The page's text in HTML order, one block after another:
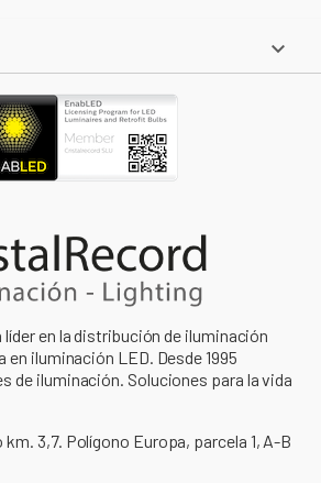

en la distribución de iluminación
iluminación LED. Desde 1995
de iluminación. Soluciones para la vida
3,7. Polígono Europa, parcela 1, A-B